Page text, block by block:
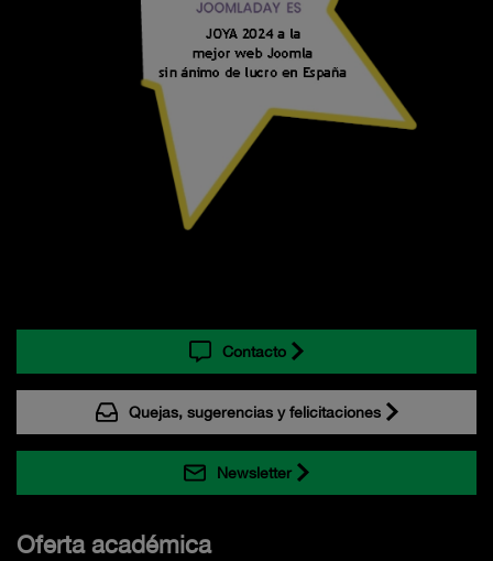
Contacto
Quejas, sugerencias y felicitaciones
Newsletter
Oferta académica